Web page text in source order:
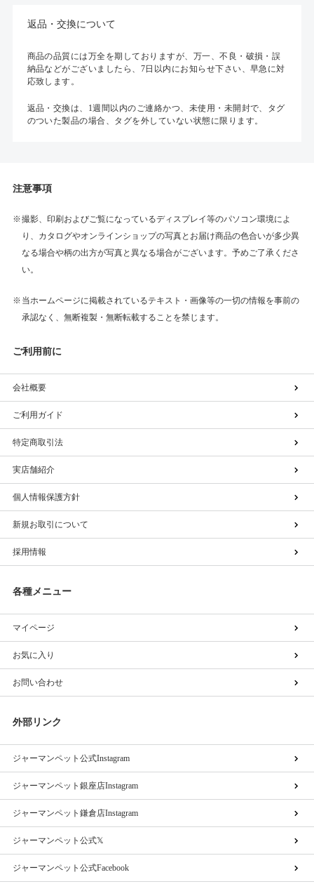
返品・交換について
商品の品質には万全を期しておりますが、万一、不良・破損・誤
納品などがございましたら、7日以内にお知らせ下さい、早急に対
応致します。
返品・交換は、1週間以内のご連絡かつ、未使用・未開封で、タグ
のついた製品の場合、タグを外していない状態に限ります。
注意事項
撮影、印刷およびご覧になっているディスプレイ等のパソコン環境によ
り、カタログやオンラインショップの写真とお届け商品の色合いが多少異
なる場合や柄の出方が写真と異なる場合がございます。予めご了承くださ
い。
当ホームページに掲載されているテキスト・画像等の一切の情報を事前の
承認なく、無断複製・無断転載することを禁じます。
ご利用前に
会社概要
ご利用ガイド
特定商取引法
実店舗紹介
個人情報保護方針
新規お取引について
採用情報
各種メニュー
マイページ
お気に入り
お問い合わせ
外部リンク
ジャーマンペット公式Instagram
ジャーマンペット銀座店Instagram
ジャーマンペット鎌倉店Instagram
ジャーマンペット公式𝕏
ジャーマンペット公式Facebook